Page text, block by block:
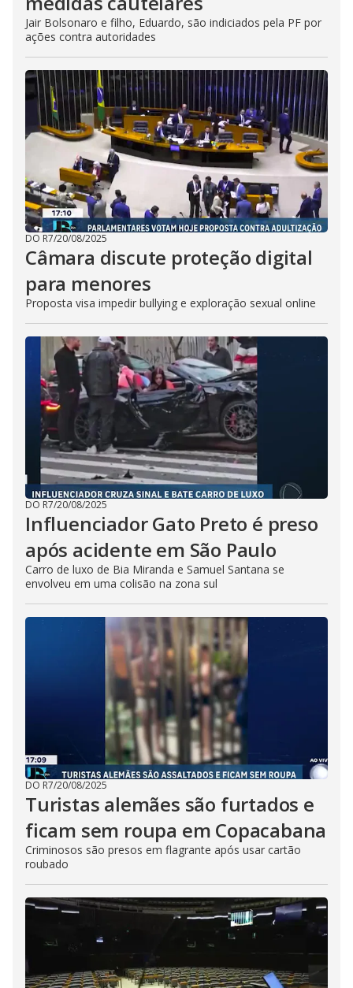
Jair Bolsonaro e filho, Eduardo, são indiciados pela PF por
ações contra autoridades
DO R7/20/08/2025
Câmara discute proteção digital
para menores
Proposta visa impedir bullying e exploração sexual online
DO R7/20/08/2025
Influenciador Gato Preto é preso
após acidente em São Paulo
Carro de luxo de Bia Miranda e Samuel Santana se
envolveu em uma colisão na zona sul
DO R7/20/08/2025
Turistas alemães são furtados e
ficam sem roupa em Copacabana
Criminosos são presos em flagrante após usar cartão
roubado